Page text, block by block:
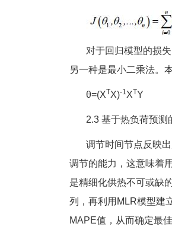
对于回归模型的损失
另一种是最小二乘法。
θ=(XTX)-1XTY
2.3 基于热负荷预测
调节时间节点反映出
调节的能力，这意味着
是精细化供热不可或缺
列，再利用MLR模型建
MAPE值，从而确定最